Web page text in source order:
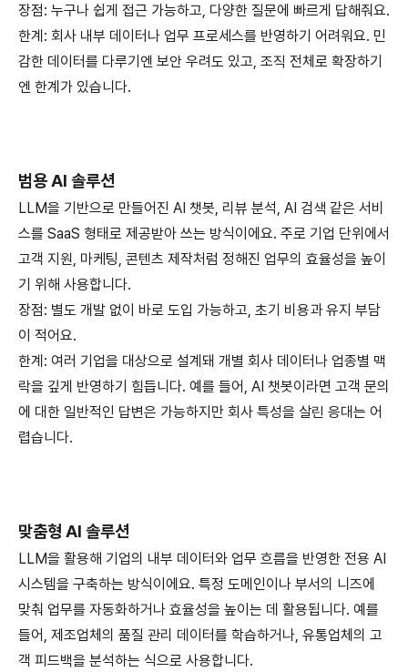
장점: 누구나 쉽게 접근 가능하고, 다양한 질문에 빠르게 답해줘요.
한계: 회사 내부 데이터나 업무 프로세스를 반영하기 어려워요. 민
감한 데이터를 다루기엔 보안 우려도 있고, 조직 전체로 확장하기
엔 한계가 있습니다.
범용 AI 솔루션
LLM을 기반으로 만들어진 AI 챗봇, 리뷰 분석, AI 검색 같은 서비
스를 SaaS 형태로 제공받아 쓰는 방식이에요. 주로 기업 단위에서
고객 지원, 마케팅, 콘텐츠 제작처럼 정해진 업무의 효율성을 높이
기 위해 사용합니다.
장점: 별도 개발 없이 바로 도입 가능하고, 초기 비용과 유지 부담
이 적어요.
한계: 여러 기업을 대상으로 설계돼 개별 회사 데이터나 업종별 맥
락을 깊게 반영하기 힘듭니다. 예를 들어, AI 챗봇이라면 고객 문의
에 대한 일반적인 답변은 가능하지만 회사 특성을 살린 응대는 어
렵습니다.
맞춤형 AI 솔루션
LLM을 활용해 기업의 내부 데이터와 업무 흐름을 반영한 전용 AI
시스템을 구축하는 방식이에요. 특정 도메인이나 부서의 니즈에
맞춰 업무를 자동화하거나 효율성을 높이는 데 활용됩니다. 예를
들어, 제조업체의 품질 관리 데이터를 학습하거나, 유통업체의 고
객 피드백을 분석하는 식으로 사용합니다.